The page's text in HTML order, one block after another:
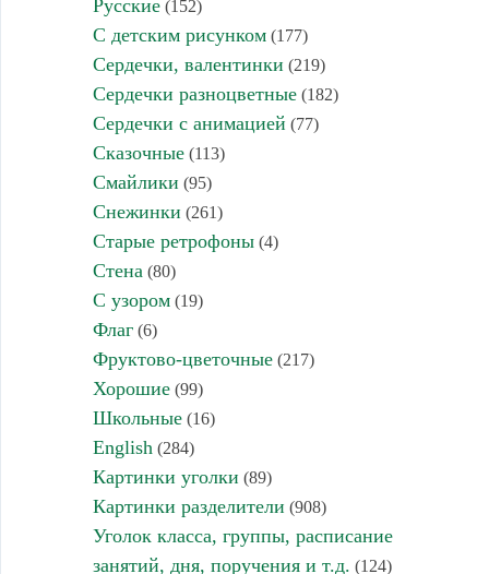
Русские(152)
С детским рисунком(177)
Сердечки, валентинки (219)
Сердечки разноцветные(182)
Сердечки с анимацией (77)
Сказочные(113)
Смайлики (95)
Снежинки (261)
Старые ретрофоны(4)
Стена (80)
С узором(19)
Флаг(6)
Фруктово-цветочные(217)
Хорошие(99)
Школьные(16)
English (284)
Картинки уголки (89)
Картинки разделители (908)
Уголок класса, группы, расписание
занятий, дня, поручения и т.д. (124)